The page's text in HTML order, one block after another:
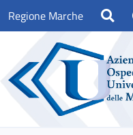
Regione Marche